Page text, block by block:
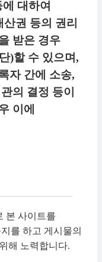
대하여
권 등의 권리
받은 경우
)할 수 있으며,
자 간에 소송,
의 결정 등이
이에
본 사이트를
를 하고 게시물의
해 노력합니다.